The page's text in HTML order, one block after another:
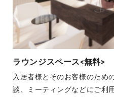
ラウンジスペース<無料>
入居者様とそのお客様のため
談、ミーティングなどにご利